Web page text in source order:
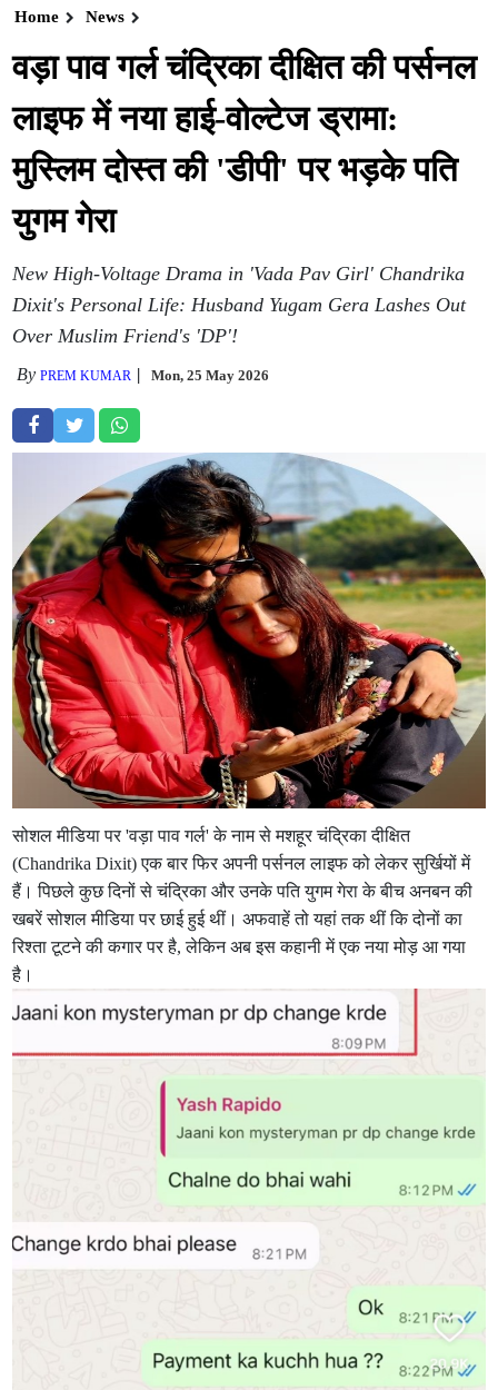
Home News
वड़ा पाव गर्ल चंद्रिका दीक्षित की पर्सनल
लाइफ में नया हाई-वोल्टेज ड्रामा:
मुस्लिम दोस्त की 'डीपी' पर भड़के पति
युगम गेरा
New High-Voltage Drama in 'Vada Pav Girl' Chandrika
Dixit's Personal Life: Husband Yugam Gera Lashes Out
Over Muslim Friend's 'DP'!
ByPREM KUMAR Mon, 25 May 2026
सोशल मीडिया पर 'वड़ा पाव गर्ल' के नाम से मशहूर चंद्रिका दीक्षित
(Chandrika Dixit) एक बार फिर अपनी पर्सनल लाइफ को लेकर सुर्खियों में
हैं। पिछले कुछ दिनों से चंद्रिका और उनके पति युगम गेरा के बीच अनबन की
खबरें सोशल मीडिया पर छाई हुई थीं। अफवाहें तो यहां तक थीं कि दोनों का
रिश्ता टूटने की कगार पर है, लेकिन अब इस कहानी में एक नया मोड़ आ गया
है।